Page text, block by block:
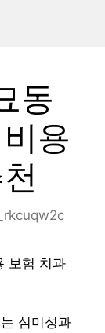
동
용
보험 치과
심미성과